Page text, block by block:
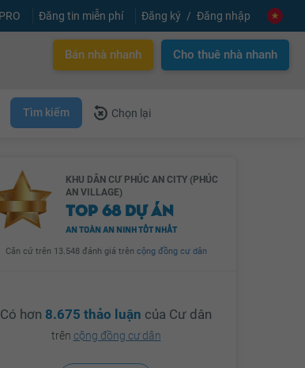
Đăng tin miễn phí Đăng ký Đăng nhập
Bán nhà nhanh Cho thuê nhà nhanh
Tìm kiếm Chọn lại
KHU DÂN CƯ PHÚC AN CITY (PHÚC
AN VILLAGE)
TOP 68 DỰ ÁN
AN TOÀN AN NINH TỐT NHẤT
Căn cứ trên 13.548 đánh giá trên cộng đồng cư dân
Có hơn 8.675 thảo luận của Cư dân
trên cộng đồng cư dân